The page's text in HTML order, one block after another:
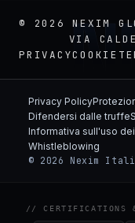
© 2026 NEXIM
VIA
PRIVACYCOOKIE
Privacy Policy
Difendersi dalle truffe
Informativa sull'uso
Whistleblowing
© 2026 Nexim
// CERTIFICATIONS &